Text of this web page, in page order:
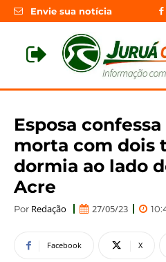
Envie sua notícia
Esposa
morta com dois
dormia ao lado
Acre
Por Redação 27/05/23
Facebook X